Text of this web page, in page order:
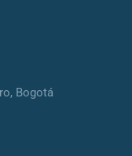
Bogotá